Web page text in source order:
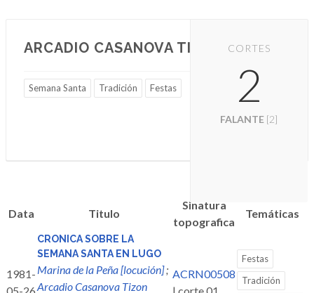
ARCADIO CASANOVA TIZON
Semana Santa Tradición Festas
CORTES
2
FALANTE [2]
Data Titulo
Sinatura
topografica
Temáticas
1981-
CRONICA SOBRE LA
SEMANA SANTA EN LUGO
Marina de la Peña [locución];
Arcadio Casanova Tizon
ACRN00508
Festas
Tradición